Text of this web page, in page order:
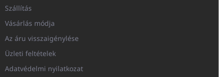
Szállítás
Vásárlás módja
Az áru visszaigénylése
Üzleti feltételek
Adatvédelmi nyilatkozat